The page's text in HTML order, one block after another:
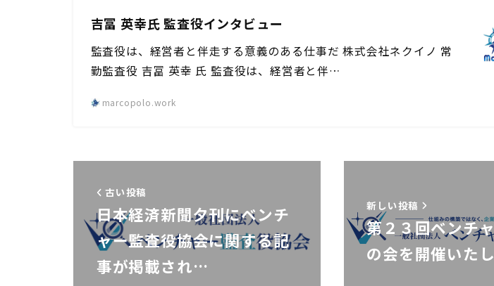
吉冨 英幸氏 監査役インタビュー
監査役は、経営者と伴走する意義のある仕事だ 株式会社ネクイノ 常
勤監査役 吉冨 英幸 氏 監査役は、経営者と伴…
marcopolo.work
古い投稿
日本経済新聞夕刊にベンチ
ャー監査役協会に関する記
事が掲載され…
新しい投稿
第２３回ベンチ
の会を開催いたし